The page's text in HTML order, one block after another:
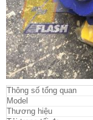
Thông số tổng quan
Model
Thương hiệu